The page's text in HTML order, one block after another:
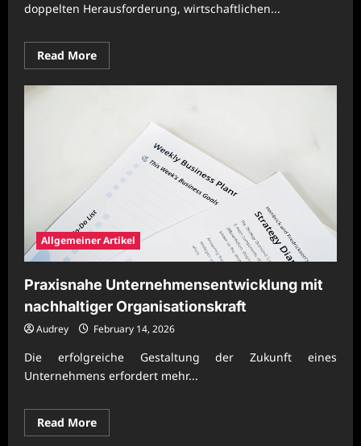
doppelten Herausforderung, wirtschaftlichen...
Read MoreRead
more
Nachhaltige
Wirtschaftsbetriebe
Allgemeiner Artikel
Praxisnahe Unternehmensentwicklung mit
nachhaltiger Organisationskraft
Audrey February 14, 2026
Die erfolgreiche Gestaltung der Zukunft eines
Unternehmens erfordert mehr...
Read MoreRead
more